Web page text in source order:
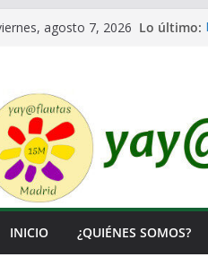
agosto 7, 2026 Lo último:
INICIO ¿QUIÉNES SOMOS?